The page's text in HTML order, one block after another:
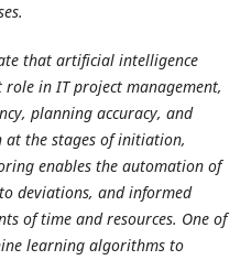
that artificial intelligence
in IT project management,
planning accuracy, and
the stages of initiation,
enables the automation of
deviations, and informed
of time and resources. One of
learning algorithms to